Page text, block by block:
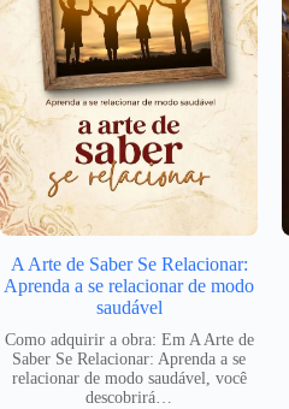
A Arte de Saber Se Relacionar:
Aprenda a se relacionar de modo
saudável
Como adquirir a obra: Em A Arte de
Saber Se Relacionar: Aprenda a se
relacionar de modo saudável, você
descobrirá…